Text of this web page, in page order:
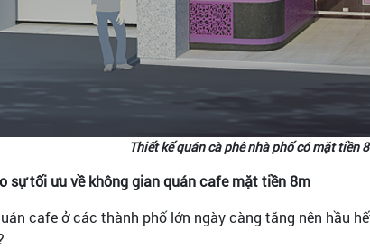
Thiết kế quán cà phê nhà phố có mặt tiền
sự tối ưu về không gian quán cafe mặt tiền 8m
cafe ở các thành phố lớn ngày càng tăng nên hầu